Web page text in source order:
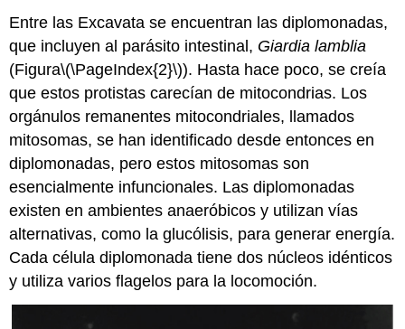
Entre las Excavata se encuentran las diplomonadas,
que incluyen al parásito intestinal, Giardia lamblia
(Figura\(\PageIndex{2}\)). Hasta hace poco, se creía
que estos protistas carecían de mitocondrias. Los
orgánulos remanentes mitocondriales, llamados
mitosomas, se han identificado desde entonces en
diplomonadas, pero estos mitosomas son
esencialmente infuncionales. Las diplomonadas
existen en ambientes anaeróbicos y utilizan vías
alternativas, como la glucólisis, para generar energía.
Cada célula diplomonada tiene dos núcleos idénticos
y utiliza varios flagelos para la locomoción.